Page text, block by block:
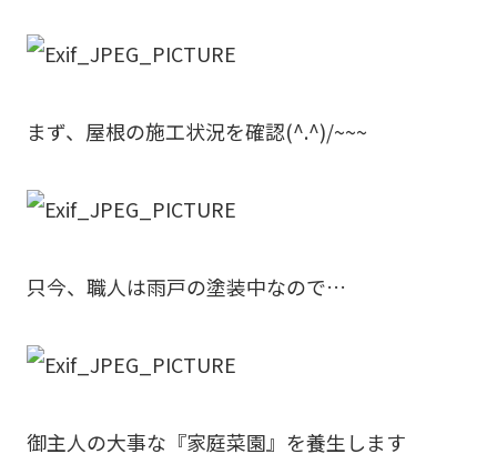
まず、屋根の施工状況を確認(^.^)/~~~
只今、職人は雨戸の塗装中なので…
御主人の大事な『家庭菜園』を養生します